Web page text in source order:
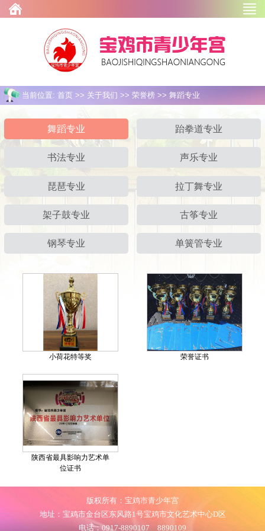
当前位置: 首页 >> 关于我们 >> 荣誉榜 >> 舞蹈专业
舞蹈专业 跆拳道专业
书法专业 声乐专业
琵琶专业 拉丁舞专业
架子鼓专业 古筝专业
钢琴专业 单簧管专业
小荷花特等奖 荣誉证书
陕西省最具影响力艺术单
位证书
版权所有：宝鸡市青少年宫
地址：宝鸡市金台区东风路1号宝鸡市文化艺术中心D区
电话：0917-8890107 8890109